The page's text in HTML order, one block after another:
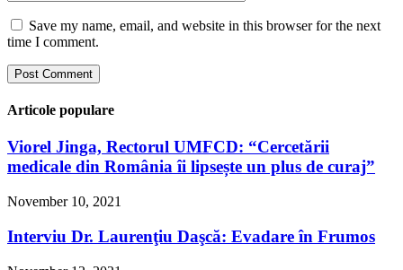
Save my name, email, and website in this browser for the next
time I comment.
Articole populare
Viorel Jinga, Rectorul UMFCD: “Cercetării
medicale din România îi lipsește un plus de curaj”
November 10, 2021
Interviu Dr. Laurenţiu Daşcă: Evadare în Frumos